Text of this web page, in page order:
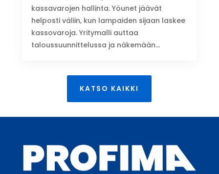
kassavarojen hallinta. Yöunet jäävät
helposti väliin, kun lampaiden sijaan laskee
kassovaroja. Yritymalli auttaa
taloussuunnittelussa ja näkemään...
KATSO KAIKKI